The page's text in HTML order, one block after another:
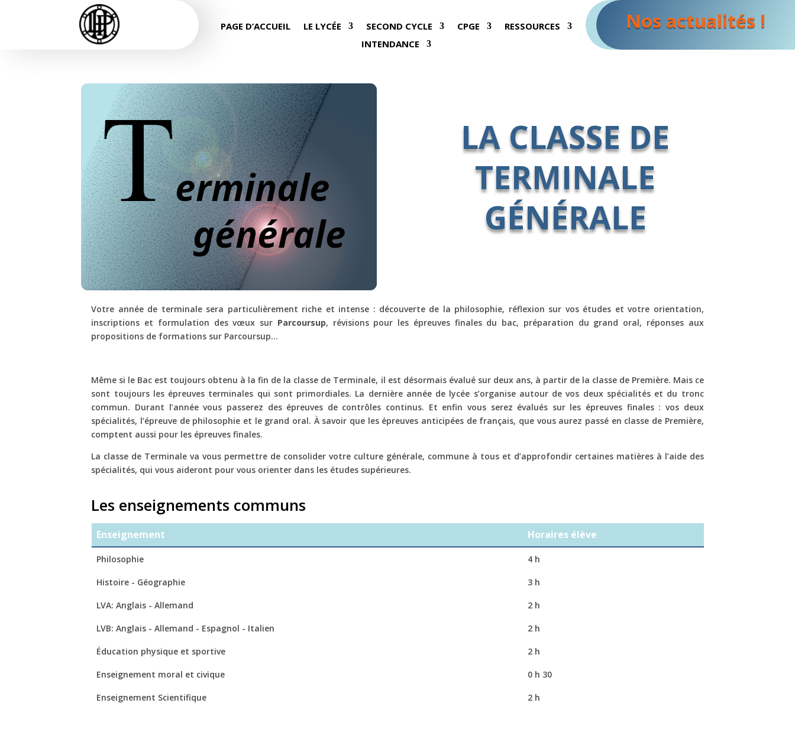
PAGE D’ACCUEIL LE LYCÉE SECOND CYCLE CPGE
RESSOURCES
INTENDANCE
Nos actualités !
LA CLASSE DE
TERMINALE
GÉNÉRALE
Votre année de terminale sera particulièrement riche et intense : découverte de la philosophie, réflexion sur vos études et votre orientation,
inscriptions et formulation des vœux sur Parcoursup, révisions pour les épreuves finales du bac, préparation du grand oral, réponses aux
propositions de formations sur Parcoursup…
Même si le Bac est toujours obtenu à la fin de la classe de Terminale, il est désormais évalué sur deux ans, à partir de la classe de Première. Mais ce
sont toujours les épreuves terminales qui sont primordiales. La dernière année de lycée s’organise autour de vos deux spécialités et du tronc
commun. Durant l’année vous passerez des épreuves de contrôles continus. Et enfin vous serez évalués sur les épreuves finales : vos deux
spécialités, l’épreuve de philosophie et le grand oral. À savoir que les épreuves anticipées de français, que vous aurez passé en classe de Première,
comptent aussi pour les épreuves finales.
La classe de Terminale va vous permettre de consolider votre culture générale, commune à tous et d’approfondir certaines matières à l’aide des
spécialités, qui vous aideront pour vous orienter dans les études supérieures.
Les enseignements communs
Enseignement Horaires élève
Philosophie 4 h
Histoire - Géographie 3 h
LVA: Anglais - Allemand 2 h
LVB: Anglais - Allemand - Espagnol - Italien 2 h
Éducation physique et sportive 2 h
Enseignement moral et civique 0 h 30
Enseignement Scientifique 2 h